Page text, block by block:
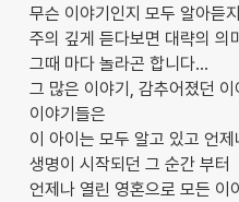
무슨 이야기인지 모두 알아듣
주의 깊게 듣다보면 대략의 의
그때 마다 놀라곤 합니다...
그 많은 이야기, 감추어졌던
이야기들은
이 아이는 모두 알고 있고 언
생명이 시작되던 그 순간 부터
언제나 열린 영혼으로 모든 이